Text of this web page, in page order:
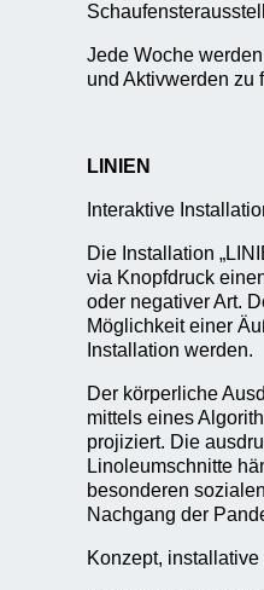
Jede Woche
und Aktivwerden zu
LINIEN
Interaktive
Die Installation
via Knopfdruck
oder negativer Art.
Möglichkeit einer
Installation werden.
Der körperliche
mittels eines
projiziert. Die
Linoleumschnitte
besonderen
Nachgang der
Konzept,